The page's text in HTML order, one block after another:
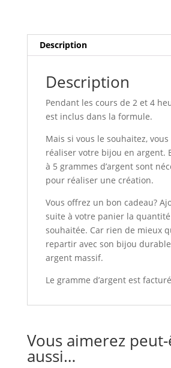
Description
Description
Pendant les cours de 2 et 4
est inclus dans la formule.
Mais si vous le souhaitez, vous
réaliser votre bijou en argent.
à 5 grammes d’argent sont
pour réaliser une création.
Vous offrez un bon cadeau?
suite à votre panier la quantité
souhaitée. Car rien de mieux
repartir avec son bijou
argent massif.
Le gramme d’argent est
Vous aimerez
aussi…